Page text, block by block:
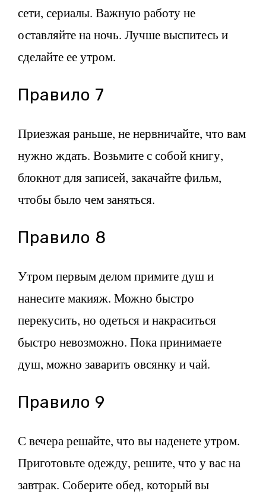
сети, сериалы. Важную работу не
оставляйте на ночь. Лучше выспитесь и
сделайте ее утром.
Правило 7
Приезжая раньше, не нервничайте, что вам
нужно ждать. Возьмите с собой книгу,
блокнот для записей, закачайте фильм,
чтобы было чем заняться.
Правило 8
Утром первым делом примите душ и
нанесите макияж. Можно быстро
перекусить, но одеться и накраситься
быстро невозможно. Пока принимаете
душ, можно заварить овсянку и чай.
Правило 9
С вечера решайте, что вы наденете утром.
Приготовьте одежду, решите, что у вас на
завтрак. Соберите обед, который вы